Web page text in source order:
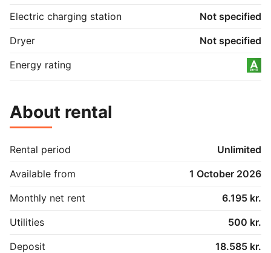
Electric charging station
Not specified
Dryer
Not specified
Energy rating
About rental
Rental period
Unlimited
Available from
1 October 2026
Monthly net rent
6.195 kr.
Utilities
500 kr.
Deposit
18.585 kr.